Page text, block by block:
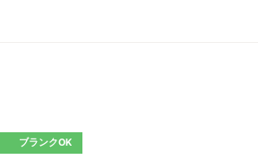
ブランクOK